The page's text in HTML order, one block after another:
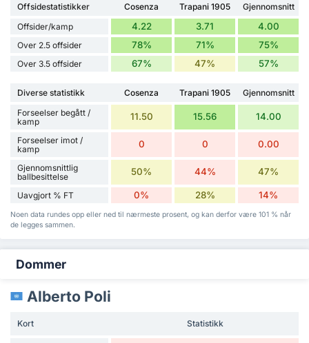
Offsidestatistikker Cosenza Trapani 1905
Gjennomsnitt
Offsider/kamp
4.22 3.71 4.00
Over 2.5 offsider 78% 71% 75%
Over 3.5 offsider 67% 47% 57%
Diverse statistikk Cosenza Trapani 1905
Gjennomsnitt
Forseelser begått /
kamp
11.50 15.56 14.00
Forseelser imot /
kamp
0 0 0.00
Gjennomsnittlig
ballbesittelse
50% 44% 47%
Uavgjort % FT 0% 28% 14%
Noen data rundes opp eller ned til nærmeste prosent, og kan derfor være 101 % når
de legges sammen.
Dommer
Alberto Poli
Kort Statistikk